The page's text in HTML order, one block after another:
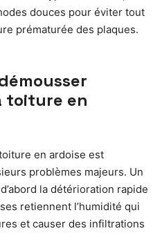
douces pour éviter tout
prématurée des plaques.
toiture en
en ardoise est
problèmes majeurs. Un
la détérioration rapide
retiennent l’humidité qui
et causer des infiltrations